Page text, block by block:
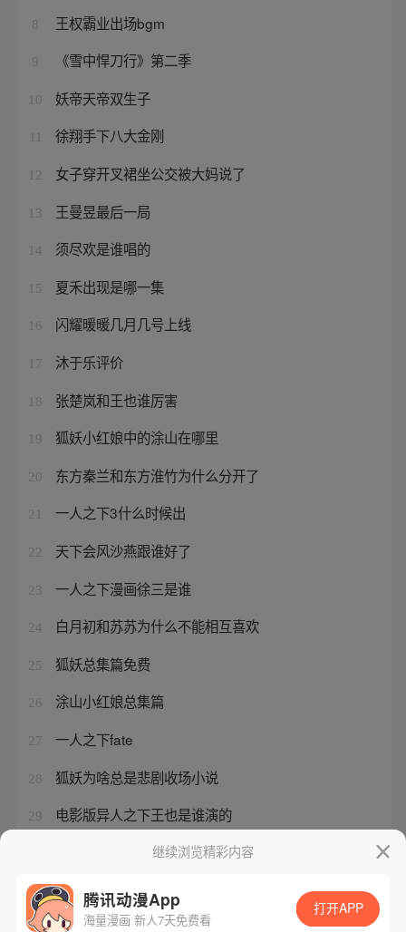
8 王权霸业出场bgm
9 《雪中悍刀行》第二季
10 妖帝天帝双生子
徐翔手下八大金刚
12 女子穿开叉裙坐公交被大妈说了
13 王曼昱最后一局
14 须尽欢是谁唱的
15 夏禾出现是哪一集
16 闪耀暖暖几月几号上线
17 沐于乐评价
18 张楚岚和王也谁厉害
19 狐妖小红娘中的涂山在哪里
20 东方秦兰和东方淮竹为什么分开了
21 一人之下3什么时候出
22 天下会风沙燕跟谁好了
23 一人之下漫画徐三是谁
24 白月初和苏苏为什么不能相互喜欢
25 狐妖总集篇免费
26 涂山小红娘总集篇
27 一人之下fate
28 狐妖为啥总是悲剧收场小说
29 电影版异人之下王也是谁演的
继续浏览精彩内容
腾讯动漫App
海量漫画 新人7天免费看
打开APP